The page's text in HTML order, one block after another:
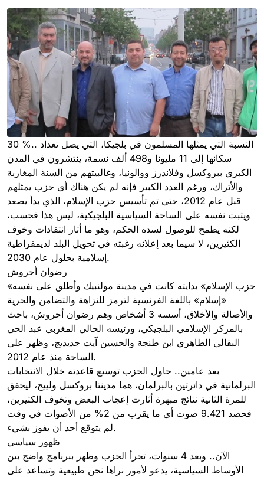
30 %.. النسبة التي يمثلها المسلمون في بلجيكا، التي يصل تعداد
سكانها إلى 11 مليونا و498 ألف نسمة، ينتشرون في المدن
الكبري ببروكسل وفلاندرز ووالونيا، وغالبيتهم من السنة المغاربة
والأتراك، ورغم العدد الكبير فإنه لم يكن هناك أي حزب يمثلهم
قبل عام 2012، حتى تم تأسيس حزب الإسلام، الذي بدأ يصعد
ويثبت نفسه على الساحة السياسية البلجيكية، ليس هذا فحسب،
لكنه يطمح للوصول لسدة الحكم، وهو ما أثار انتقادات وخوف
الكثيرين، لا سيما بعد إعلانه رغبته في تحويل البلد لديمقراطية
إسلامية بحلول عام 2030.
رضوان أحروش
«حزب الإسلام» بدايته كانت في مدينة مولنبيك وأطلق على نفسه
«إسلام» باللغة الفرنسية لترمز للنزاهة والتضامن والحرية
والأصالة والأخلاق، أسسه 3 أشخاص وهم رضوان أحروش، باحث
بالمركز الإسلامي البلجيكي، ورئيسه الحالي المغربي عبد الحي
البقالي الطاهري ابن طنجة والحسين آيت جديديج، وظهر على
الساحة منذ عام 2012.
بعد عامين.. حاول الحزب توسيع قاعدته خلال الانتخابات
البرلمانية في دائرتين بالبرلمان، هما مدينتا بروكسل ولييج، ليحقق
للمرة الثانية نتائج مبهرة أثارت إعجاب البعض وتخوف الكثيرين،
فحصد 9.421 صوت أي ما يقرب من 2% من الأصوات في وقت
لم يتوقع أحد أن يفوز بشيء.
الآن.. وبعد 4 سنوات، تجرأ الحزب وظهر ببرنامج واضح بين
الأوساط السياسية، يدعو لأمور نراها نحن طبيعية وتساعد على